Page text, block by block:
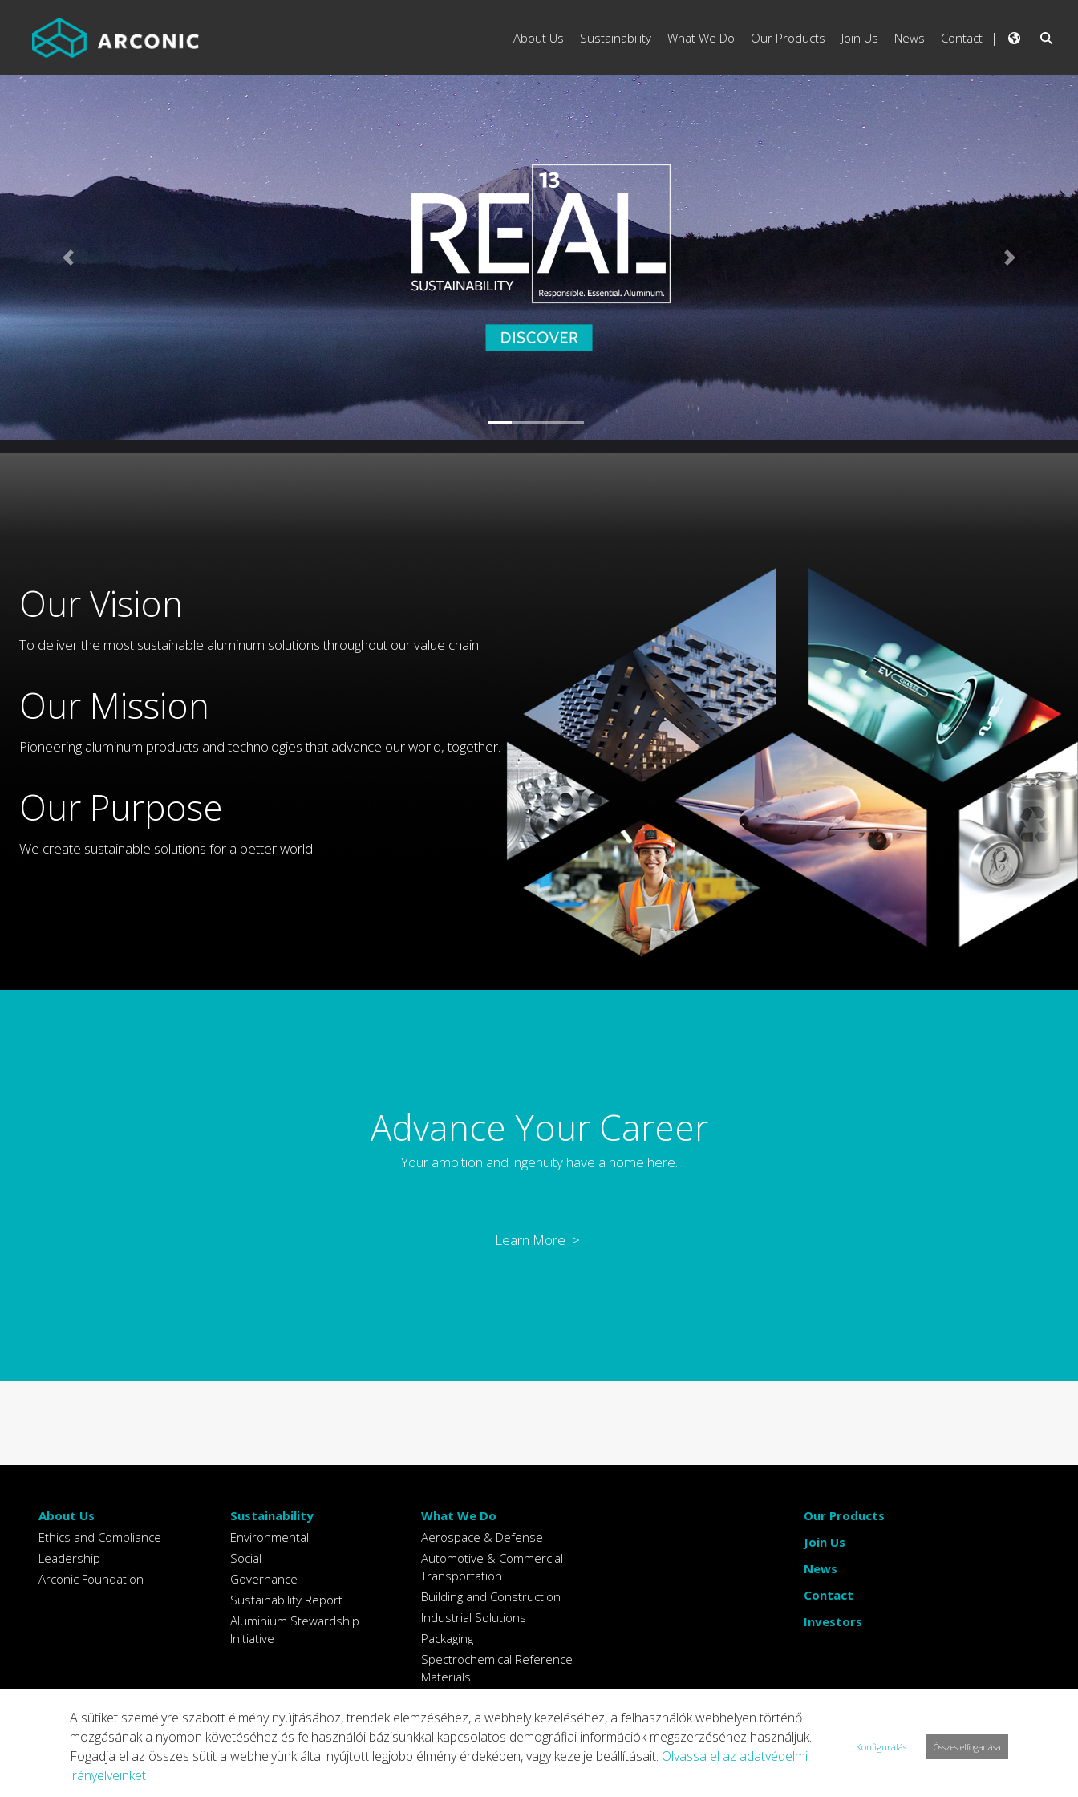
About Us Sustainability What We Do Our Products Join Us News Contact
Previous Next
Our Vision
To deliver the most sustainable aluminum solutions throughout our value chain.
Our Mission
Pioneering aluminum products and technologies that advance our world, together.
Our Purpose
We create sustainable solutions for a better world.
Advance Your Career
Your ambition and ingenuity have a home here.
Learn More >
About Us
Ethics and Compliance
Leadership
Arconic Foundation
Sustainability
Environmental
Social
Governance
Sustainability Report
Aluminium Stewardship
Initiative
What We Do
Aerospace & Defense
Automotive & Commercial
Transportation
Building and Construction
Industrial Solutions
Packaging
Spectrochemical Reference
Materials
Our Products
Join Us
News
Contact
Investors
Privacy Legal Notices Integrity Line Cookie Settings Copyright © 2026 Arconic
A sütiket személyre szabott élmény nyújtásához, trendek elemzéséhez, a webhely kezeléséhez, a felhasználók webhelyen történő
mozgásának a nyomon követéséhez és felhasználói bázisunkkal kapcsolatos demográfiai információk megszerzéséhez használjuk.
Fogadja el az összes sütit a webhelyünk által nyújtott legjobb élmény érdekében, vagy kezelje beállításait. Olvassa el az adatvédelmi
irányelveinket
Konfigurálás Összes elfogadása